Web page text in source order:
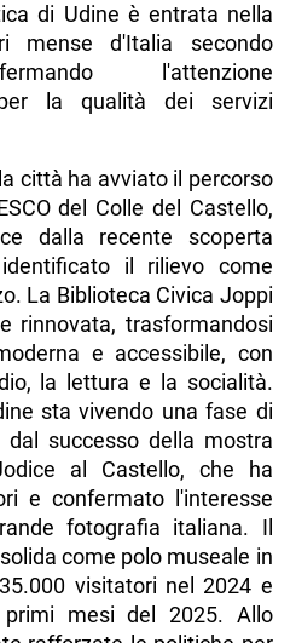
di Udine è entrata nella
mense d'Italia secondo
l'attenzione
per la qualità dei servizi
città ha avviato il percorso
del Colle del Castello,
dalla recente scoperta
il rilievo come
La Biblioteca Civica Joppi
rinnovata, trasformandosi
e accessibile, con
la lettura e la socialità.
sta vivendo una fase di
successo della mostra
al Castello, che ha
e confermato l'interesse
fotografia italiana. Il
come polo museale in
visitatori nel 2024 e
mesi del 2025. Allo